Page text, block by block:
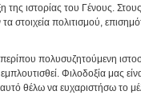
ιστορίας του Γένους.
στοιχεία πολιτισμού,
πολυσυζητούμενη
Φιλοδοξία μας
θέλω να ευχαριστήσω το